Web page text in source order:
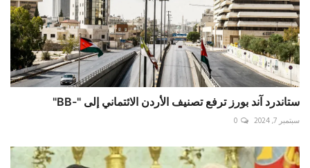
ستاندرد آند بورز ترفع تصنيف الأردن الائتماني إلى "-BB"
سبتمبر 7, 2024 0